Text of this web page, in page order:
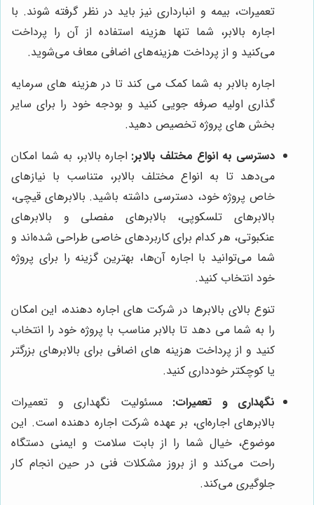
تعمیرات، بیمه و انبارداری نیز باید در نظر گرفته شوند. با
اجاره بالابر، شما تنها هزینه استفاده از آن را پرداخت
می‌کنید و از پرداخت هزینه‌های اضافی معاف می‌شوید.
اجاره بالابر به شما کمک می کند تا در هزینه های سرمایه
گذاری اولیه صرفه جویی کنید و بودجه خود را برای سایر
بخش های پروژه تخصیص دهید.
دسترسی به انواع مختلف بالابر: اجاره بالابر، به شما امکان
می‌دهد تا به انواع مختلف بالابر، متناسب با نیازهای
خاص پروژه خود، دسترسی داشته باشید. بالابرهای قیچی،
بالابرهای تلسکوپی، بالابرهای مفصلی و بالابرهای
عنکبوتی، هر کدام برای کاربردهای خاصی طراحی شده‌اند و
شما می‌توانید با اجاره آن‌ها، بهترین گزینه را برای پروژه
خود انتخاب کنید.
تنوع بالای بالابرها در شرکت های اجاره دهنده، این امکان
را به شما می دهد تا بالابر مناسب با پروژه خود را انتخاب
کنید و از پرداخت هزینه های اضافی برای بالابرهای بزرگتر
یا کوچکتر خودداری کنید.
نگهداری و تعمیرات: مسئولیت نگهداری و تعمیرات
بالابرهای اجاره‌ای، بر عهده شرکت اجاره دهنده است. این
موضوع، خیال شما را از بابت سلامت و ایمنی دستگاه
راحت می‌کند و از بروز مشکلات فنی در حین انجام کار
جلوگیری می‌کند.